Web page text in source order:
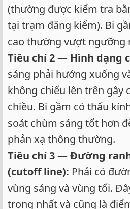
(thường được kiểm tra
tại trạm đăng kiểm). Bi
cao thường vượt ngưỡng
Tiêu chí 2 — Hình dạng
sáng phải hướng xuống
không chiếu lên trên gây
chiều. Bi gầm có thấu
soát chùm sáng tốt hơn
phản xạ thông thường.
Tiêu chí 3 — Đường
(cutoff line): Phải có
vùng sáng và vùng tối.
trọng nhất và cũng là